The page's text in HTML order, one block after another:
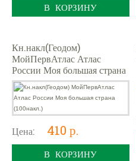
В КОРЗИНУ
Кн.накл(Геодом)
МойПервАтлас Атлас
России Моя большая страна
(100накл.)
Цена: 410 р.
В КОРЗИНУ